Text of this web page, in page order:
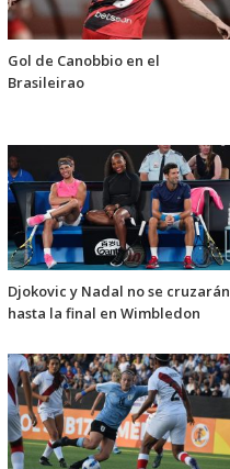
Gol de Canobbio en el
Brasileirao
Djokovic y Nadal no se cruzarán
hasta la final en Wimbledon